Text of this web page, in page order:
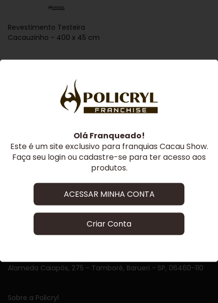
Revestimento Testeira
Cacauzinho - 400 x 45 cm
"Moldamos a inspiração, criamos resultado!"
5511963156500
11 96315-6500
Alameda Caiapós, 275 - Tamboré, Barueri - SP, 06460-110
Sobre a Policryl
Olá Franqueado!
Este é um site exclusivo para franquias Cacau Show.
Faça seu login ou cadastre-se para ter acesso aos
produtos.
ACESSAR MINHA CONTA
Criar Conta